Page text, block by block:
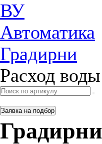
ВУ
Автоматика
Градирни
Расход
Заявка на подбор